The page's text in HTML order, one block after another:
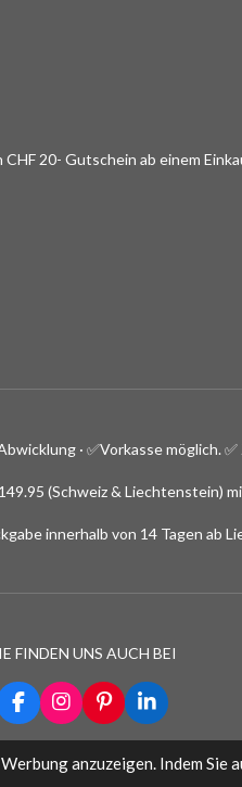
anzuzeigen. Indem Sie
20- Gutschein ab einem
· ✅Vorkasse möglich.
(Schweiz & Liechtenstein)
innerhalb von 14 Tagen ab
FINDEN UNS AUCH BEI
F
a
e
I
n
t
P
i
t
L
i
k